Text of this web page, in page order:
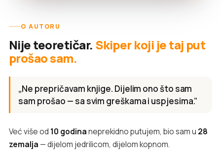
O AUTORU
Nije teoretičar. Skiper koji je taj put
prošao sam.
„Ne prepričavam knjige. Dijelim ono što sam
sam prošao — sa svim greškama i uspjesima.”
Već više od 10 godinaneprekidno putujem, bio sam u 28
zemalja — dijelom jedrilicom, dijelom kopnom.